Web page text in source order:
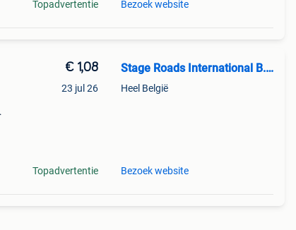
Topadvertentie Bezoek website
€ 1,08
23 jul 26
Topadvertentie
Stage Roads International B.V.
Heel België
Bezoek website